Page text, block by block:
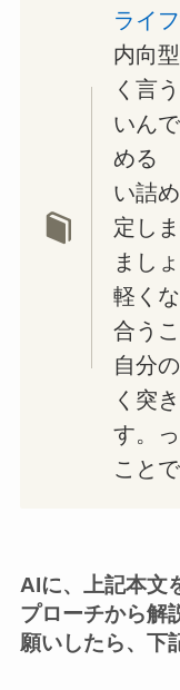
ライ
内向
く言
いん
める
い詰
定し
まし
軽く
合う
自分
く突
す。
ことで
AIに、上記本文
プローチから
願いしたら、下